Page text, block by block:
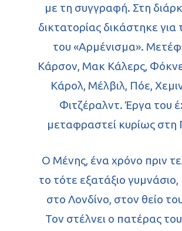
με τη συγγραφή. Στη
δικτατορίας δικάστηκε για
του «Αρμένισμα».
Κάρσον, Μακ Κάλερς,
Κάρολ, Μέλβιλ, Πόε,
Φιτζέραλντ. Έργα του
μεταφραστεί κυρίως στη
Ο Μένης, ένα χρόνο πριν
το τότε εξατάξιο γυμνάσιο,
στο Λονδίνο, στον θείο
Τον στέλνει ο πατέρας